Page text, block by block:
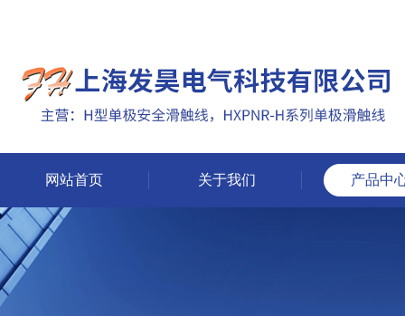
网站首页 关于我们 产品中